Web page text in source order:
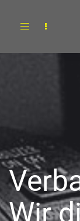
Toggle
Wir